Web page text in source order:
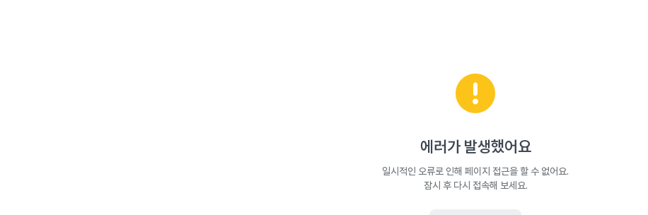
에러가 발생했어요
일시적인 오류로 인해 페이지 접근을 할 수 없어요.
잠시 후 다시 접속해 보세요.